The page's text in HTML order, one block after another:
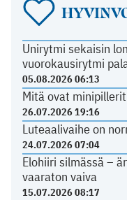
Unirytmi sekaisin
vuorokausirytmi
05.08.2026 06:13
Mitä ovat
26.07.2026 19:16
Luteaalivaihe on
24.07.2026 07:04
Elohiiri silmässä –
vaaraton vaiva
15.07.2026 08:17